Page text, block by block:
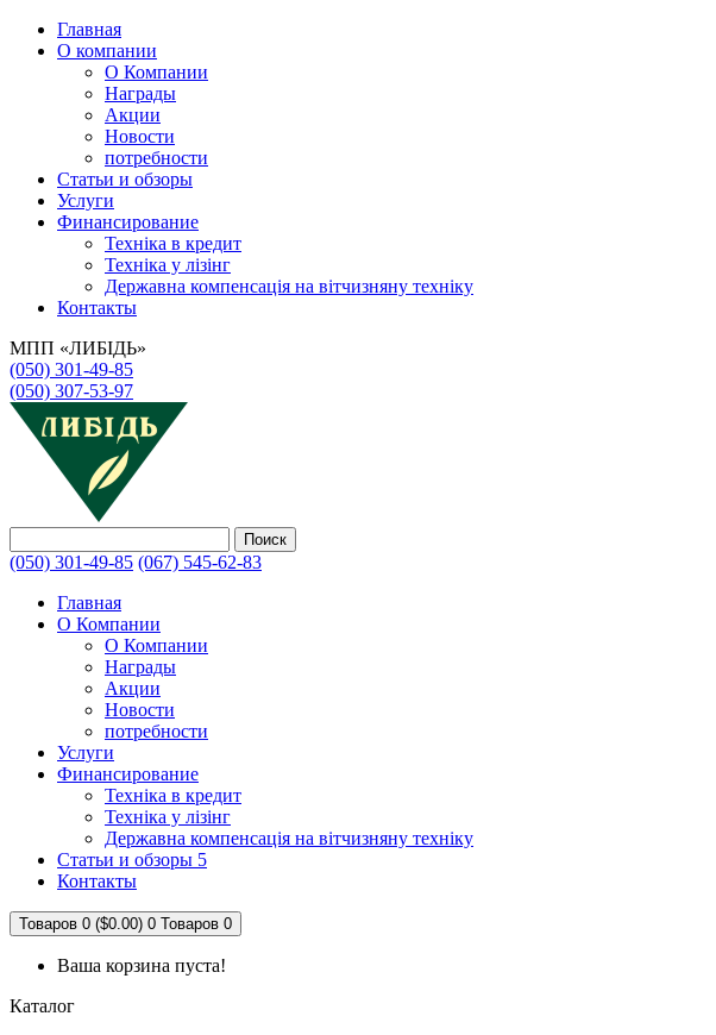
Главная
О компании
О Компании
Награды
Акции
Новости
потребности
Статьи и обзоры
Услуги
Финансирование
Техніка в кредит
Техніка у лізінг
Державна компенсація на вітчизняну техніку
Контакты
МПП «ЛИБІДЬ»
(050) 301-49-85
(050) 307-53-97
Поиск
(050) 301-49-85 (067) 545-62-83
Главная
О Компании
О Компании
Награды
Акции
Новости
потребности
Услуги
Финансирование
Техніка в кредит
Техніка у лізінг
Державна компенсація на вітчизняну техніку
Статьи и обзоры 5
Контакты
Товаров 0 ($0.00) 0 Товаров 0
Ваша корзина пуста!
Каталог